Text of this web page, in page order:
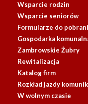
Wsparcie rodzin
Wsparcie seniorów
Formularze do
Gospodarka
Zambrowskie Żubry
Rewitalizacja
Katalog firm
Rozkład jazdy
W wolnym czasie